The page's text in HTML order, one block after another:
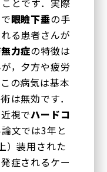
とです．実際
眼瞼下垂の手
る患者さんが
力症の特徴は
，夕方や疲労
の病気は基本
は無効です．
視でハードコ
文では3年と
）装用された
症されるケー